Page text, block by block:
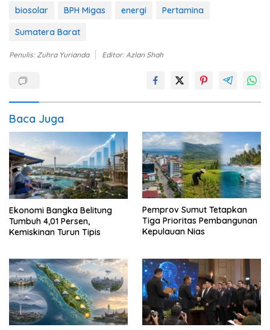
biosolar BPH Migas energi
Pertamina
Sumatera Barat
Penulis: Zuhra Yurianda Editor: Azlan Shah
Baca Juga
Ekonomi Bangka Belitung
Tumbuh 4,01 Persen,
Kemiskinan Turun Tipis
Pemprov Sumut Tetapkan
Tiga Prioritas Pembangunan
Kepulauan Nias